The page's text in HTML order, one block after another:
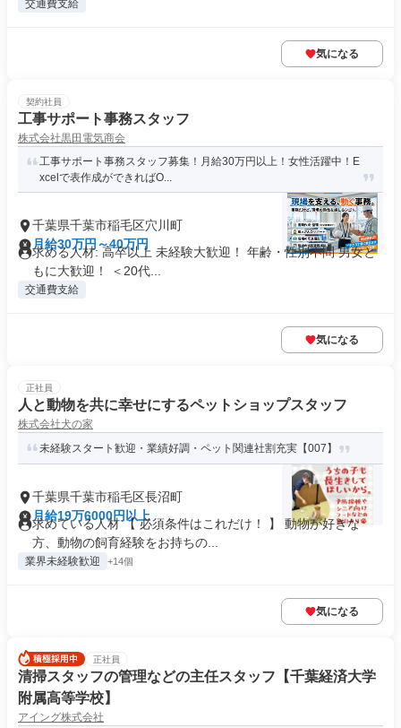
交通費支給
気になる
契約社員
工事サポート事務スタッフ
株式会社黒田電気商会
工事サポート事務スタッフ募集！月給30万円以上！女性活躍中！E
xcelで表作成ができればO...
千葉県千葉市稲毛区穴川町
月給30万円～40万円
求める人材: 高卒以上 未経験大歓迎！ 年齢・性別不問 男女と
もに大歓迎！ ＜20代...
交通費支給
気になる
正社員
人と動物を共に幸せにするペットショップスタッフ
株式会社犬の家
未経験スタート歓迎・業績好調・ペット関連社割充実【007】
千葉県千葉市稲毛区長沼町
月給19万6000円以上
求めている人材 【 必須条件はこれだけ！ 】 動物が好きな
方、動物の飼育経験をお持ちの...
業界未経験歓迎 +14個
気になる
正社員
清掃スタッフの管理などの主任スタッフ【千葉経済大学
附属高等学校】
アイング株式会社